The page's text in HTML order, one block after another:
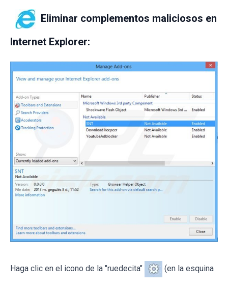
Eliminar complementos maliciosos en
Internet Explorer:
Haga clic en el icono de la "ruedecita" (en la esquina